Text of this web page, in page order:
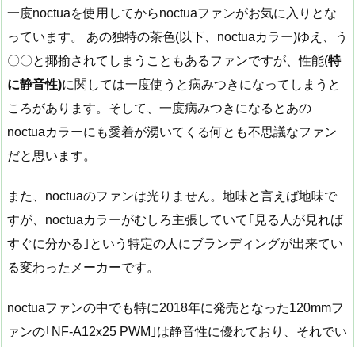
一度noctuaを使用してからnoctuaファンがお気に入りとな
っています。 あの独特の茶色(以下、noctuaカラー)ゆえ、う
〇〇と揶揄されてしまうこともあるファンですが、性能(特
に静音性)に関しては一度使うと病みつきになってしまうと
ころがあります。そして、一度病みつきになるとあの
noctuaカラーにも愛着が湧いてくる何とも不思議なファン
だと思います。
また、noctuaのファンは光りません。地味と言えば地味で
すが、noctuaカラーがむしろ主張していて｢見る人が見れば
すぐに分かる｣という特定の人にブランディングが出来てい
る変わったメーカーです。
noctuaファンの中でも特に2018年に発売となった120mmフ
ァンの｢NF-A12x25 PWM｣は静音性に優れており、それでい